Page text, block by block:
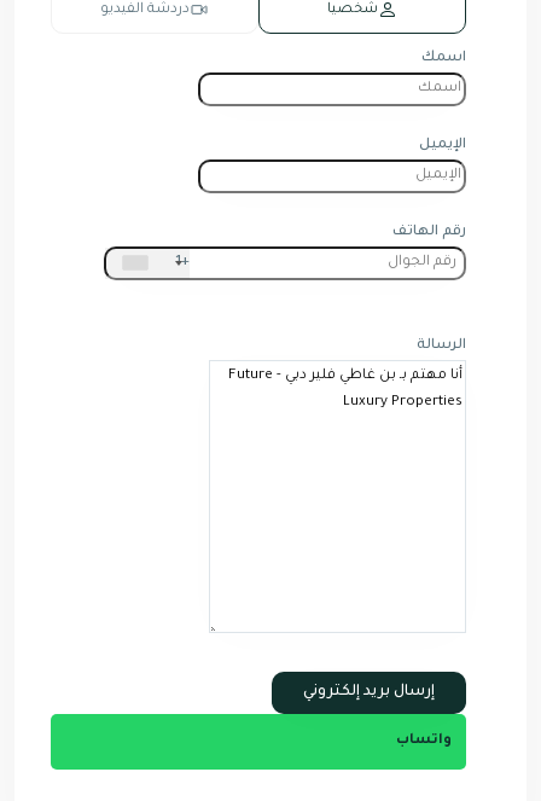
شخصيا دردشة الفيديو
اسمك
الإيميل
رقم الهاتف
+1
الرسالة
واتساب